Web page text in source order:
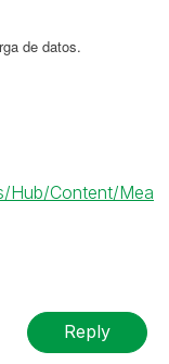
de datos.
Hub/Content/Mea
Reply